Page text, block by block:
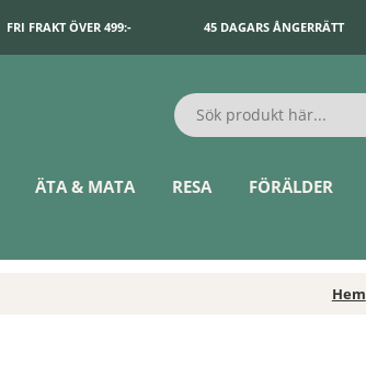
FRI FRAKT ÖVER 499:- 45 DAGARS ÅNGERRÄTT
ÄTA & MATA RESA FÖRÄLDER
Hem